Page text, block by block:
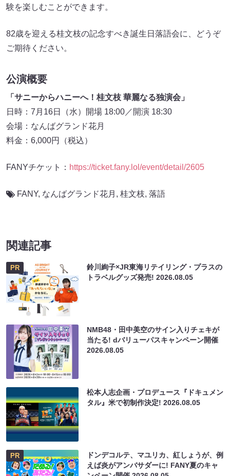
験を楽しむことができます。
82歳を迎える桂文枝の記念すべき誕生日落語会に、どうぞ
ご期待ください。
公演概要
「サニーからハニーへ！桂文枝 華麗なる独演会」
日時：7月16日（水）開場 18:00／開演 18:30
会場：なんばグランド花月
料金：6,000円（税込）
FANYチケット： https://ticket.fany.lol/event/detail/2605
FANY, なんばグランド花月 , 桂文枝, 落語
関連記事
PR
鈴川絢子×JR東海リテイリング・プラスの
トラベルグッズ発売!2026.08.05
NMB48・田中美空のサイン入りチェキが
当たる! dバリューパスキャンペーン開催
2026.08.05
松本人志企画・プロデュース『ドキュメン
タル』米で初制作決定!2026.08.05
PR
ドンデコルテ、マユリカ、紅しょうが、例
えば炎がアンバサダーに! FANY夏のキャ